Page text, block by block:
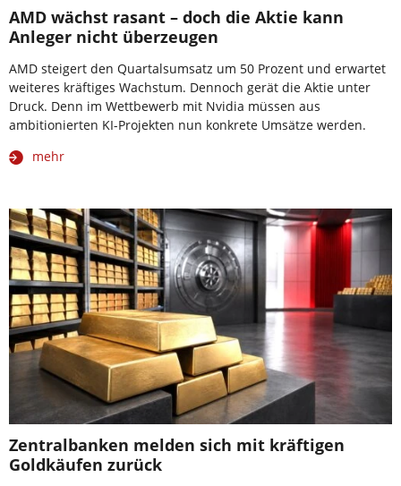
AMD wächst rasant – doch die Aktie kann
Anleger nicht überzeugen
AMD steigert den Quartalsumsatz um 50 Prozent und erwartet
weiteres kräftiges Wachstum. Dennoch gerät die Aktie unter
Druck. Denn im Wettbewerb mit Nvidia müssen aus
ambitionierten KI-Projekten nun konkrete Umsätze werden.
mehr
Zentralbanken melden sich mit kräftigen
Goldkäufen zurück